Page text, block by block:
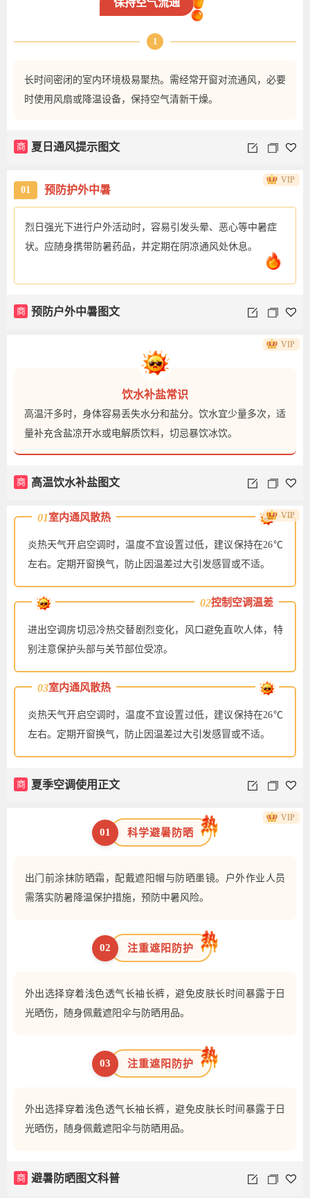
1
长时间密闭的室内环境极易聚热。需经常开窗对流通风，必要
时使用风扇或降温设备，保持空气清新干燥。
商 夏日通风提示图文
01 预防护外中暑
烈日强光下进行户外活动时，容易引发头晕、恶心等中暑症
状。应随身携带防暑药品，并定期在阴凉通风处休息。
商 预防户外中暑图文
VIP
饮水补盐常识
高温汗多时，身体容易丢失水分和盐分。饮水宜少量多次，适
量补充含盐凉开水或电解质饮料，切忌暴饮冰饮。
商 高温饮水补盐图文
VIP
01室内通风散热
炎热天气开启空调时，温度不宜设置过低，建议保持在26℃
左右。定期开窗换气，防止因温差过大引发感冒或不适。
02控制空调温差
进出空调房切忌冷热交替剧烈变化，风口避免直吹人体，特
别注意保护头部与关节部位受凉。
03室内通风散热
炎热天气开启空调时，温度不宜设置过低，建议保持在26℃
左右。定期开窗换气，防止因温差过大引发感冒或不适。
商 夏季空调使用正文
VIP
01 科学避暑防晒
出门前涂抹防晒霜，配戴遮阳帽与防晒墨镜。户外作业人员
需落实防暑降温保护措施，预防中暑风险。
02 注重遮阳防护
外出选择穿着浅色透气长袖长裤，避免皮肤长时间暴露于日
光晒伤，随身佩戴遮阳伞与防晒用品。
03 注重遮阳防护
外出选择穿着浅色透气长袖长裤，避免皮肤长时间暴露于日
光晒伤，随身佩戴遮阳伞与防晒用品。
商 避暑防晒图文科普
VIP